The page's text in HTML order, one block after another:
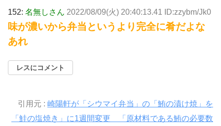
152: 名無しさん 2022/08/09(火) 20:40:13.41 ID:zzybm/Jk0
味が濃いから弁当というより完全に肴だよな
あれ
レスにコメント
引用元 : 崎陽軒が「シウマイ弁当」の「鮪の漬け焼」を
「鮭の塩焼き」に1週間変更 「原材料である鮪の必要数